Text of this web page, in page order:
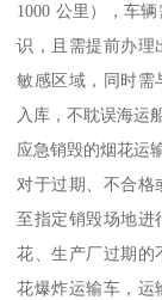
1000 公里），车
识，且需提前办理
敏感区域，同时需
入库，不耽误海运
应急销毁的烟花运
对于过期、不合格
至指定销毁场地进
花、生产厂过期的
花爆炸运输车，运